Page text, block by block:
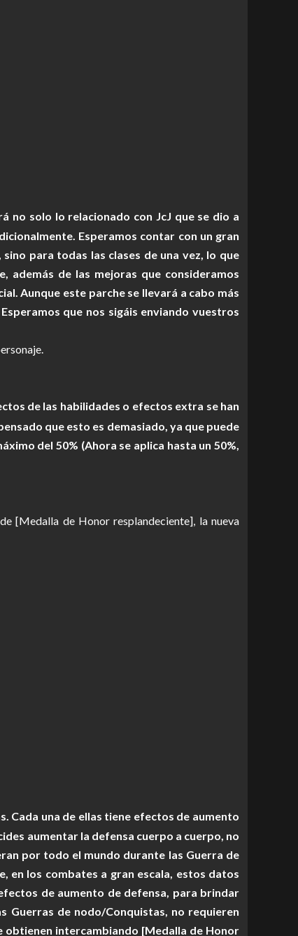
no solo lo relacionado con JcJ que se dio a
Esperamos contar con un gran
para todas las clases de una vez, lo que
además de las mejoras que consideramos
Aunque este parche se llevará a cabo más
que nos sigáis enviando vuestros
de las habilidades o efectos extra se han
que esto es demasiado, ya que puede
del 50% (Ahora se aplica hasta un 50%,
[Medalla de Honor resplandeciente], la nueva
Cada una de ellas tiene efectos de aumento
aumentar la defensa cuerpo a cuerpo, no
por todo el mundo durante las Guerra de
en los combates a gran escala, estos datos
de aumento de defensa, para brindar
Guerras de nodo/Conquistas, no requieren
obtienen intercambiando [Medalla de Honor